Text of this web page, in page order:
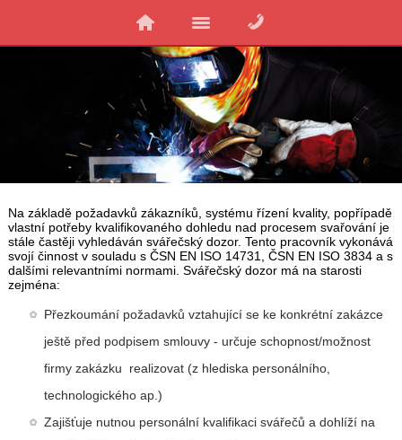
Na základě požadavků zákazníků, systému řízení kvality, popřípadě
vlastní potřeby kvalifikovaného dohledu nad procesem svařování je
stále častěji vyhledáván svářečský dozor. Tento pracovník vykonává
svojí činnost v souladu s ČSN EN ISO 14731, ČSN EN ISO 3834 a s
dalšími relevantními normami. Svářečský dozor má na starosti
zejména:
Přezkoumání požadavků vztahující se ke konkrétní zakázce
ještě před podpisem smlouvy - určuje schopnost/možnost
firmy zakázku realizovat (z hlediska personálního,
technologického ap.)
Zajišťuje nutnou personální kvalifikaci svářečů a dohlíží na